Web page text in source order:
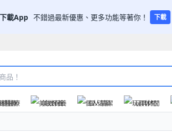
載App 不錯過最新優惠、更多功能等著你！ 下載
健醫療 美妝保養 個人清潔 玩具休閒